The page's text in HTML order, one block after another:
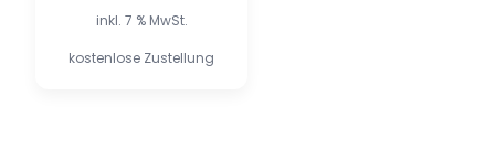
inkl. 7 % MwSt.
kostenlose Zustellung